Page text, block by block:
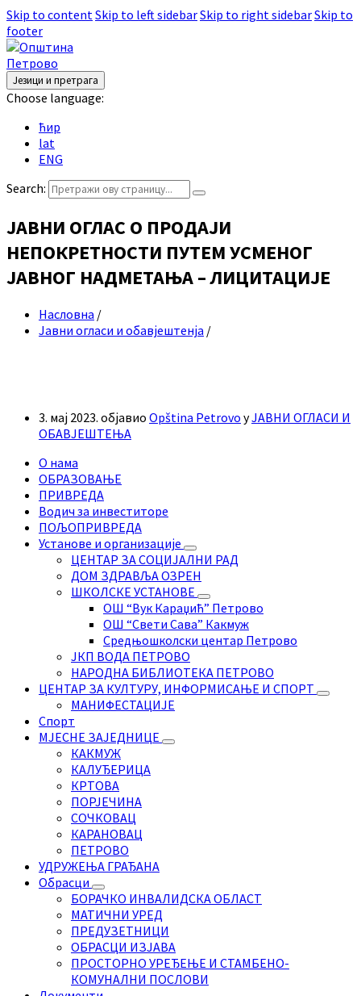
Skip to contentSkip to left sidebarSkip to right sidebarSkip to
footer
Језици и претрага
Choose language:
ћир
lat
ENG
Search:
ЈАВНИ ОГЛАС О ПРОДАЈИ
НЕПОКРЕТНОСТИ ПУТЕМ УСМЕНОГ
ЈАВНОГ НАДМЕТАЊА – ЛИЦИТАЦИЈЕ
Насловна /
Јавни огласи и обавјештенја /
3. мај 2023. објавио Opština Petrovo уЈАВНИ ОГЛАСИ И
ОБАВЈЕШТЕЊА
О нама
ОБРАЗОВАЊЕ
ПРИВРЕДА
Водич за инвеститоре
ПОЉОПРИВРЕДА
Установе и организације
ЦЕНТАР ЗА СОЦИЈАЛНИ РАД
ДОМ ЗДРАВЉА ОЗРЕН
ШКОЛСКЕ УСТАНОВЕ
ОШ “Вук Караџић” Петрово
ОШ “Свети Сава” Какмуж
Средњошколски центар Петрово
ЈКП ВОДА ПЕТРОВО
НАРОДНА БИБЛИОТЕКА ПЕТРОВО
ЦЕНТАР ЗА КУЛТУРУ, ИНФОРМИСАЊЕ И СПОРТ
МАНИФЕСТАЦИЈЕ
Спорт
МЈЕСНЕ ЗАЈЕДНИЦЕ
КАКМУЖ
КАЛУЂЕРИЦА
КРТОВА
ПОРЈЕЧИНА
СОЧКОВАЦ
КАРАНОВАЦ
ПЕТРОВО
УДРУЖЕЊА ГРАЂАНА
Обрасци
БОРАЧКО ИНВАЛИДСКА ОБЛАСТ
МАТИЧНИ УРЕД
ПРЕДУЗЕТНИЦИ
ОБРАСЦИ ИЗЈАВА
ПРОСТОРНО УРЕЂЕЊЕ И СТАМБЕНО-
КОМУНАЛНИ ПОСЛОВИ